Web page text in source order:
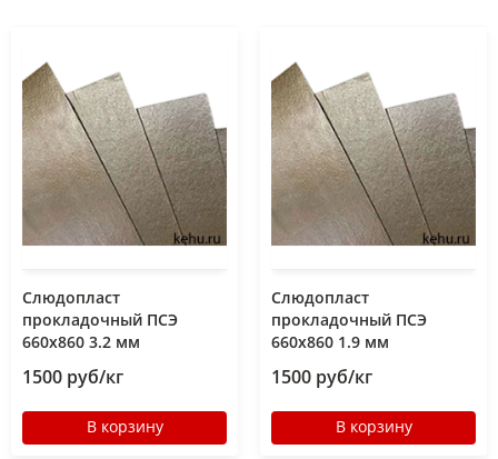
Слюдопласт
прокладочный ПСЭ
660x860 3.2 мм
1500 руб/кг
В корзину
Слюдопласт
прокладочный ПСЭ
660x860 1.9 мм
1500 руб/кг
В корзину